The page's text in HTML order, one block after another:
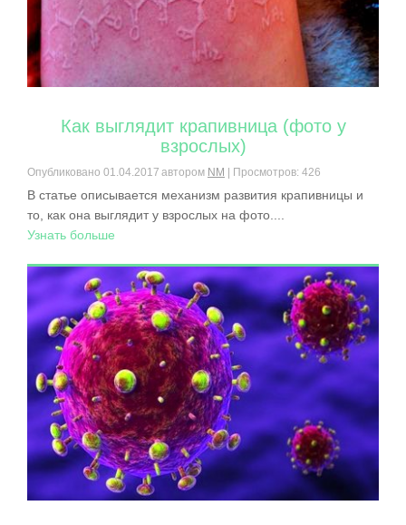
Как выглядит крапивница (фото у
взрослых)
Опубликовано 01.04.2017 автором NM | Просмотров: 426
В статье описывается механизм развития крапивницы и
то, как она выглядит у взрослых на фото....
Узнать больше